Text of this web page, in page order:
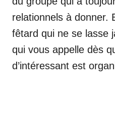
relationnels à donner.
fêtard qui ne se lasse
qui vous appelle dès
d’intéressant est